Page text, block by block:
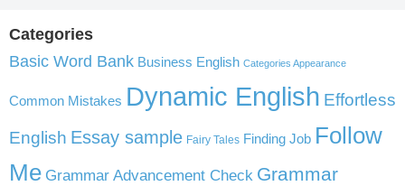
Categories
Basic Word Bank Business English Categories Appearance
Common Mistakes Dynamic English Effortless
English Essay sample Fairy Tales Finding Job Follow
Me Grammar Advancement Check Grammar